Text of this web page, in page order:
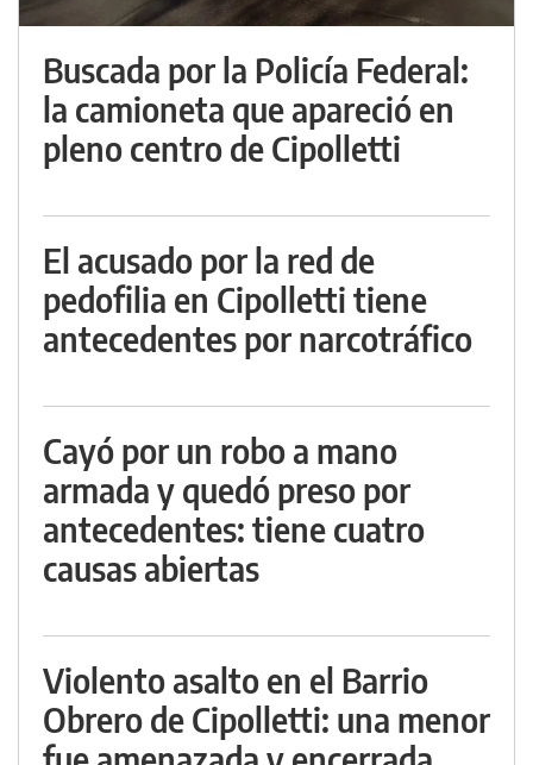
Buscada por la Policía Federal:
la camioneta que apareció en
pleno centro de Cipolletti
El acusado por la red de
pedofilia en Cipolletti tiene
antecedentes por narcotráfico
Cayó por un robo a mano
armada y quedó preso por
antecedentes: tiene cuatro
causas abiertas
Violento asalto en el Barrio
Obrero de Cipolletti: una menor